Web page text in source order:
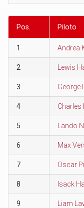
Pos. Piloto
1 Andrea
2 Lewis
3 George
4 Charles
5 Lando
6 Max
7 Oscar
8 Isack
9 Liam